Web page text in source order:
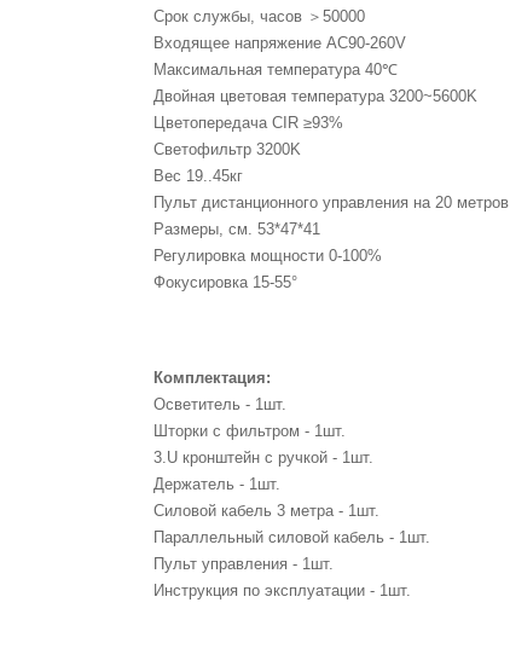
Срок службы, часов ＞50000
Входящее напряжение AC90-260V
Максимальная температура 40℃
Двойная цветовая температура 3200~5600K
Цветопередача CIR ≥93%
Светофильтр 3200K
Вес 19..45кг
Пульт дистанционного управления на 20 метров
Размеры, см. 53*47*41
Регулировка мощности 0-100%
Фокусировка 15-55°
Комплектация:
Осветитель - 1шт.
Шторки с фильтром - 1шт.
3.U кронштейн с ручкой - 1шт.
Держатель - 1шт.
Силовой кабель 3 метра - 1шт.
Параллельный силовой кабель - 1шт.
Пульт управления - 1шт.
Инструкция по эксплуатации - 1шт.